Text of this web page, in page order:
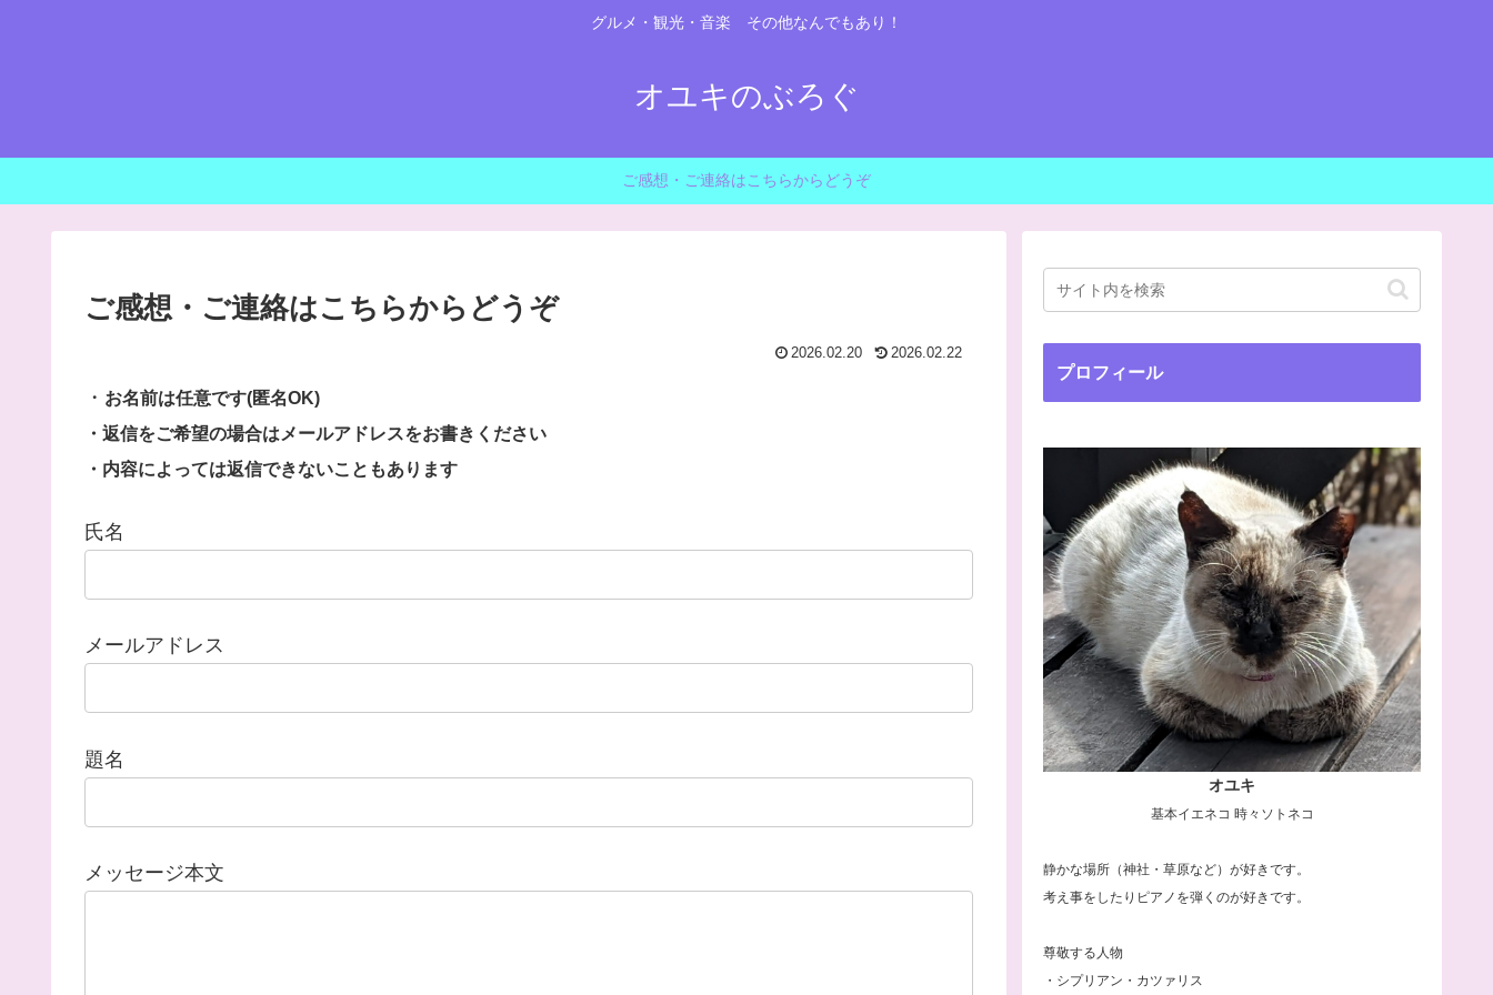
グルメ・観光・音楽 その他なんでもあり！
オユキのぶろぐ
ご感想・ご連絡はこちらからどうぞ
ご感想・ご連絡はこちらからどうぞ
2026.02.20 2026.02.22
・ お名前は任意です(匿名OK)
・返信をご希望の場合はメールアドレスをお書きください
・内容によっては返信できないこともあります
氏名
メールアドレス
題名
メッセージ本文
プロフィール
オユキ
基本イエネコ 時々ソトネコ
静かな場所（神社・草原など）が好きです。
考え事をしたりピアノを弾くのが好きです。
尊敬する人物
・シプリアン・カツァリス